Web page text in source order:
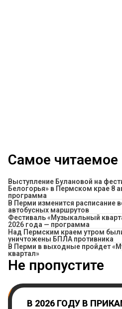
Самое читаемое
Выступление Булановой на
Белогорья» в Пермском крае 8
программа
​В Перми изменится расписание
автобусных маршрутов
Фестиваль «Музыкальный
2026 года — программа
Над Пермским краем утром
уничтожены БПЛА противника
В Перми в выходные пройдет
квартал»
Не пропустите
В 2026 ГОДУ В